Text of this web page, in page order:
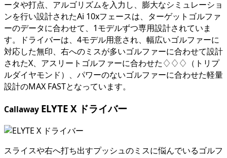
ータや打点、アルゴリズムを入力し、膨大なシミュレーショ
ンを行い設計されたAi 10xフェースは、ターゲットゴルファ
ーのデータに合わせて、1モデルずつ専用設計されていま
す。ドライバーは、4モデル用意され、幅広いゴルファーに
対応した無印、右へのミスが多いゴルファーに合わせて設計
されたX、アスリートゴルファーに合わせた♢♢♢（トリプ
ルダイヤモンド）、パワーのないゴルファーに合わせた軽量
設計のMAX FASTとなっています。
Callaway ELYTE X ドライバー
スライスや右へ打ち出すプッシュのミスに悩んでいるゴルフ